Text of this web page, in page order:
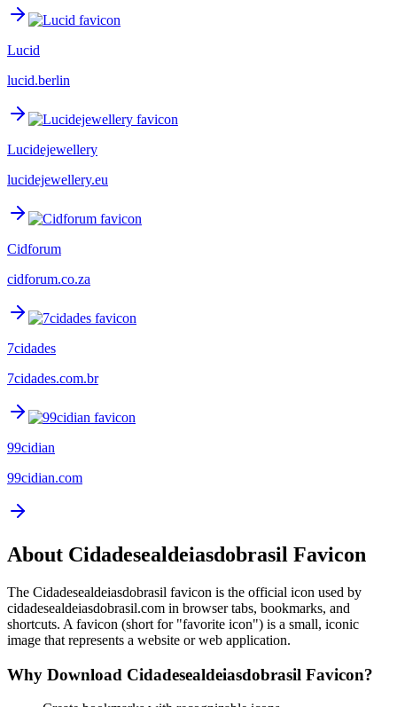
Lucid
lucid.berlin
Lucidejewellery
lucidejewellery.eu
Cidforum
cidforum.co.za
7cidades
7cidades.com.br
99cidian
99cidian.com
About Cidadesealdeiasdobrasil Favicon
The Cidadesealdeiasdobrasil favicon is the official icon used by
cidadesealdeiasdobrasil.com in browser tabs, bookmarks, and
shortcuts. A favicon (short for "favorite icon") is a small, iconic
image that represents a website or web application.
Why Download Cidadesealdeiasdobrasil Favicon?